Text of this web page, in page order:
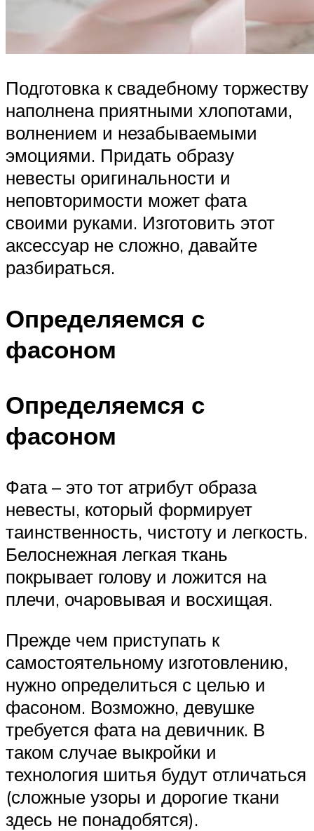
Подготовка к свадебному торжеству
наполнена приятными хлопотами,
волнением и незабываемыми
эмоциями. Придать образу
невесты оригинальности и
неповторимости может фата
своими руками. Изготовить этот
аксессуар не сложно, давайте
разбираться.
Определяемся с
фасоном
Определяемся с
фасоном
Фата – это тот атрибут образа
невесты, который формирует
таинственность, чистоту и легкость.
Белоснежная легкая ткань
покрывает голову и ложится на
плечи, очаровывая и восхищая.
Прежде чем приступать к
самостоятельному изготовлению,
нужно определиться с целью и
фасоном. Возможно, девушке
требуется фата на девичник. В
таком случае выкройки и
технология шитья будут отличаться
(сложные узоры и дорогие ткани
здесь не понадобятся).